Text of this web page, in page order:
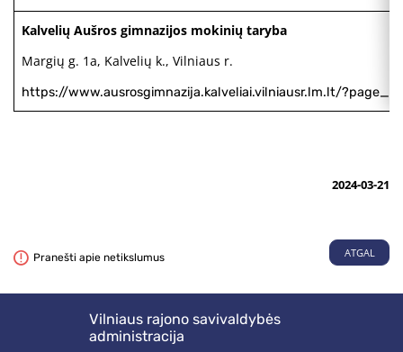
Kalvelių Aušros gimnazijos mokinių taryba
Margių g. 1a, Kalvelių k., Vilniaus r.
https://www.ausrosgimnazija.kalveliai.vilniausr.lm.lt/
2024-03-21
Pranešti apie netikslumus ATGAL
Vilniaus rajono savivaldybės
administracija